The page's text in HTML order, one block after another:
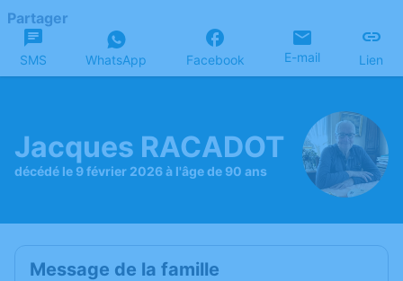
Partager
SMS WhatsApp Facebook E-mail Lien
Jacques RACADOT
décédé le 9 février 2026 à l'âge de 90 ans
Message de la famille